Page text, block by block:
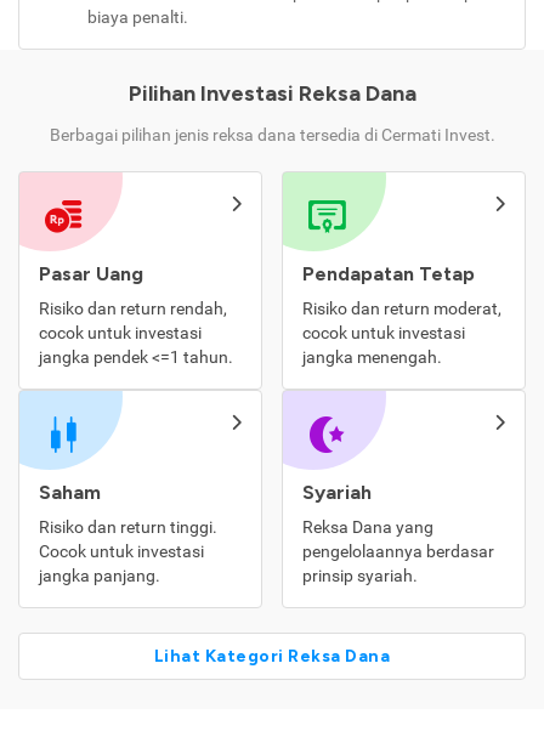
biaya penalti.
Pilihan Investasi Reksa Dana
Berbagai pilihan jenis reksa dana tersedia di Cermati Invest.
Pasar Uang
Risiko dan return rendah,
cocok untuk investasi
jangka pendek <=1 tahun.
Pendapatan Tetap
Risiko dan return moderat,
cocok untuk investasi
jangka menengah.
Saham
Risiko dan return tinggi.
Cocok untuk investasi
jangka panjang.
Syariah
Reksa Dana yang
pengelolaannya berdasar
prinsip syariah.
Lihat Kategori Reksa Dana